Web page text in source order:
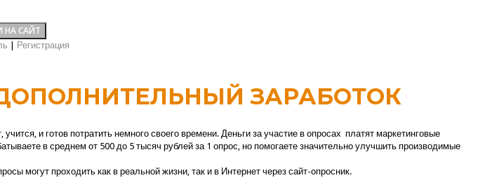
Регистрация
ЗАРАБОТОК
и готов потратить немного своего времени. Деньги за участие в опросах платят маркетинговые
в среднем от 500 до 5 тысяч рублей за 1 опрос, но помогаете значительно улучшить производимые
могут проходить как в реальной жизни, так и в Интернет через сайт-опросник.